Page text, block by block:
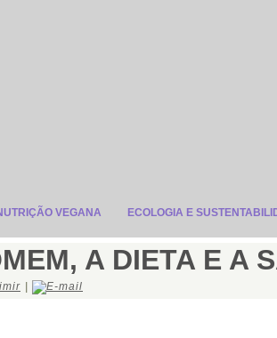
VEGANA ECOLOGIA E
A DIETA E A